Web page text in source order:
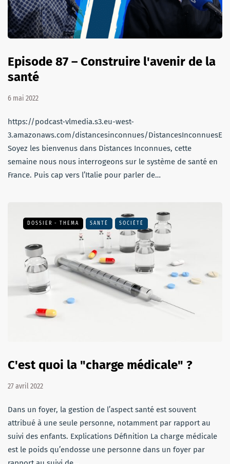
Episode 87 – Construire l'avenir de la
santé
6 mai 2022
https://podcast-vlmedia.s3.eu-west-
3.amazonaws.com/distancesinconnues/
Soyez les bienvenus dans Distances Inconnues, cette
semaine nous nous interrogeons sur le système de santé en
France. Puis cap vers l’Italie pour parler de…
DOSSIER - THEMA SANTÉ SOCIÉTÉ
C'est quoi la "charge médicale" ?
27 avril 2022
Dans un foyer, la gestion de l’aspect santé est souvent
attribué à une seule personne, notamment par rapport au
suivi des enfants. Explications Définition La charge médicale
est le poids qu’endosse une personne dans un foyer par